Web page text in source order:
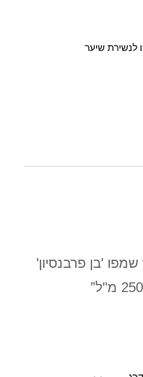
לנשירת שיער
'בן פרבנסיון'